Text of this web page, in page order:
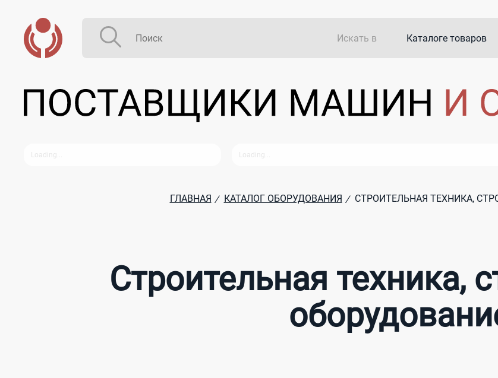
Искать в Каталоге товаров
В закупках
ГЛАВНАЯ / КАТАЛОГ ОБОРУДОВАНИЯ / СТРОИТЕЛЬНАЯ ТЕХНИКА,
Строительная техника,